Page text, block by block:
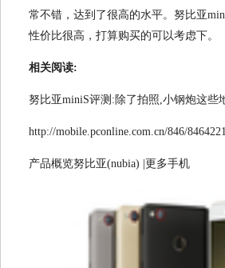
常不错，达到了很高的水平。努比亚
性价比很高，打算购买的可以考虑下。
相关阅读:
努比亚miniS评测:除了拍照,小钢炮这些
http://mobile.pconline.com.cn/846/
产品概览努比亚(nubia) |更多手机